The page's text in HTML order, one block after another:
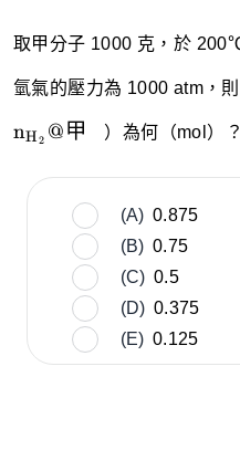
取甲分子 1000 克，於
氫氣的壓力為 1000 atm，
nX
H2 @甲 ）為何（mol）？
(A) 0.875
(B) 0.75
(C) 0.5
(D) 0.375
(E) 0.125